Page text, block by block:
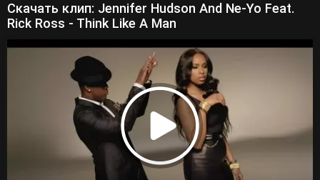
Скачать клип: Jennifer Hudson And Ne-Yo Feat.
Rick Ross - Think Like A Man